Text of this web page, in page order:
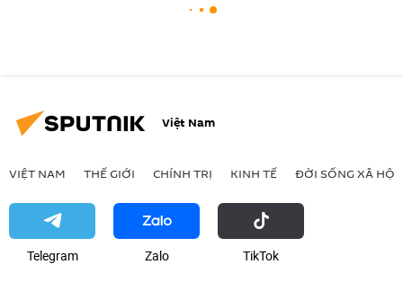
Việt Nam
VIỆT NAM THẾ GIỚI CHÍNH TRỊ KINH TẾ ĐỜI SỐNG XÃ HỘI
Telegram Zalo ТikТоk